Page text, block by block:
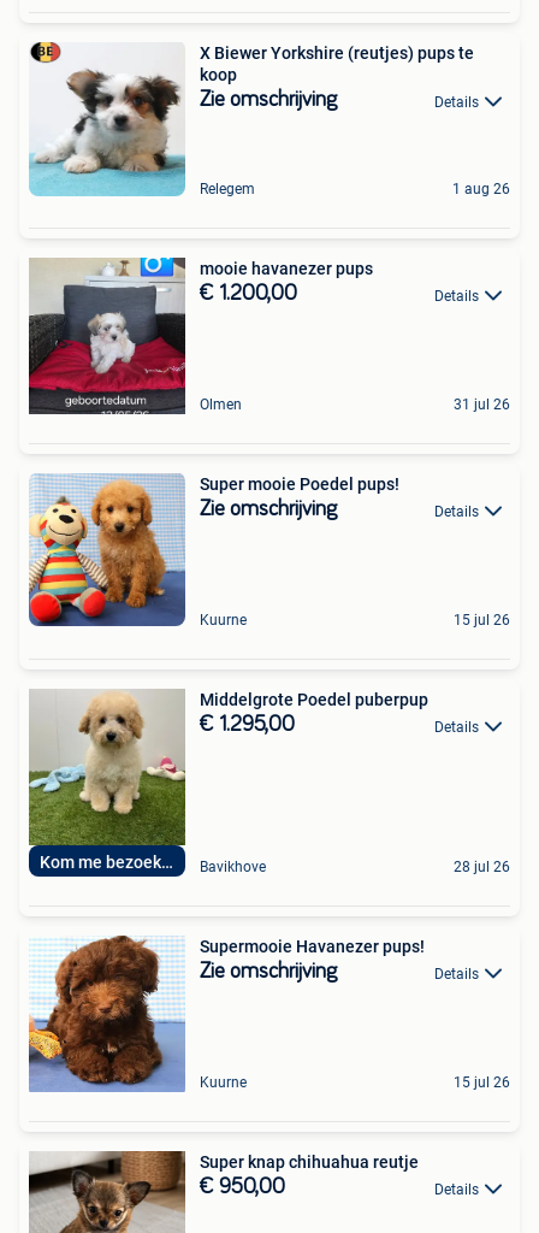
X Biewer Yorkshire (reutjes) pups te
koop
Zie omschrijving Details
Relegem 1 aug 26
mooie havanezer pups
€ 1.200,00 Details
Olmen 31 jul 26
Super mooie Poedel pups!
Zie omschrijving Details
Kuurne 15 jul 26
Kom me bezoeken
Middelgrote Poedel puberpup
€ 1.295,00 Details
Bavikhove 28 jul 26
Supermooie Havanezer pups!
Zie omschrijving Details
Kuurne 15 jul 26
Super knap chihuahua reutje
€ 950,00 Details